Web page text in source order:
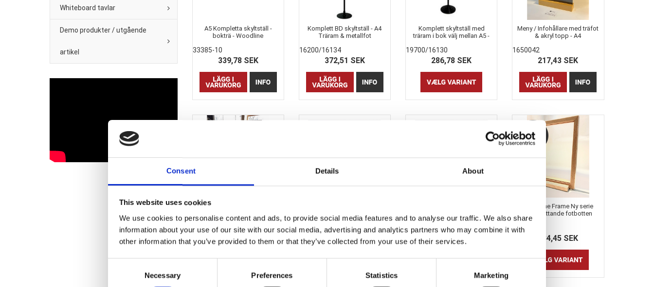
Consent Details About
This website uses cookies
We use cookies to personalise content and ads, to provide social media features and to analyse our traffic. We also share
information about your use of our site with our social media, advertising and analytics partners who may combine it with
other information that you’ve provided to them or that they’ve collected from your use of their services.
Necessary Preferences Statistics Marketing
A5 Kompletta skyltställ -
bokträ - Woodline
33385-10
339,78 SEK
Komplett BD skyltställ - A4
Träram & metallfot
16200/16134
372,51 SEK
Komplett skyltställ med
träram i bok välj mellan A5 -
19700/16130
286,78 SEK
Meny / Infohållare med träfot
& akryl topp - A4
1650042
217,43 SEK
Träram - A5, A4, A3, A2
16130
169,89 SEK
woodline träramar (1 par)
25882-11
101,31 SEK
woodline träramar
25880-11
101,31 SEK
Woodline Frame Ny serie
med sluttande fotbotten
15380
284,45 SEK
Whiteboard tavlar
Demo produkter / utgående
artikel